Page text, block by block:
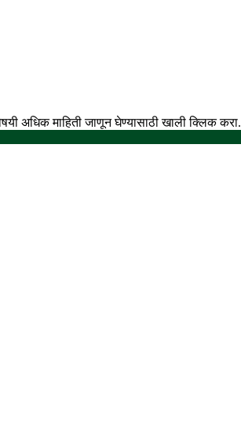
अधिक माहिती जाणून घेण्यासाठी खाली क्लिक करा.